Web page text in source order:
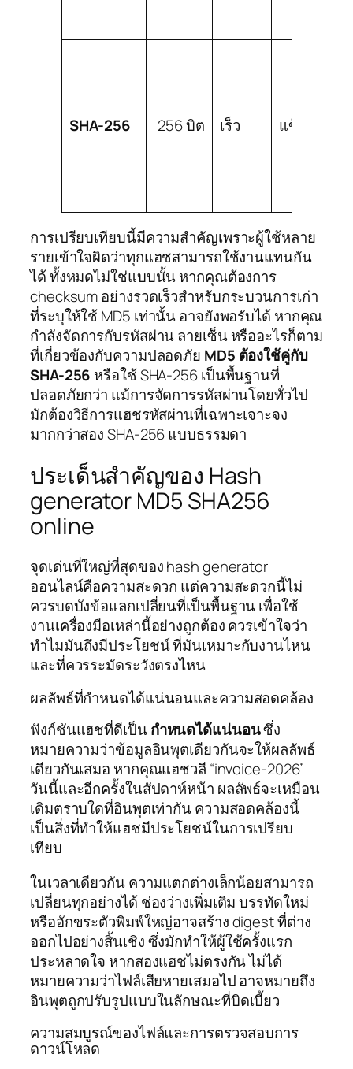
SHA-256 256 บิต เร็ว แข็งแกร่ง
การเปรียบเทียบนี้มีความสำคัญเพราะผู้ใช้หลาย
รายเข้าใจผิดว่าทุกแฮชสามารถใช้งานแทนกัน
ได้ ทั้งหมดไม่ใช่แบบนั้น หากคุณต้องการ
checksum อย่างรวดเร็วสำหรับกระบวนการเก่า
ที่ระบุให้ใช้ MD5 เท่านั้น อาจยังพอรับได้ หากคุณ
กำลังจัดการกับรหัสผ่าน ลายเซ็น หรืออะไรก็ตาม
ที่เกี่ยวข้องกับความปลอดภัย MD5 ต้องใช้คู่กับ
SHA-256 หรือใช้ SHA-256 เป็นพื้นฐานที่
ปลอดภัยกว่า แม้การจัดการรหัสผ่านโดยทั่วไป
มักต้องวิธีการแฮชรหัสผ่านที่เฉพาะเจาะจง
มากกว่าสอง SHA-256 แบบธรรมดา
ประเด็นสำคัญของ Hash
generator MD5 SHA256
online
จุดเด่นที่ใหญ่ที่สุดของ hash generator
ออนไลน์คือความสะดวก แต่ความสะดวกนี้ไม่
ควรบดบังข้อแลกเปลี่ยนที่เป็นพื้นฐาน เพื่อใช้
งานเครื่องมือเหล่านี้อย่างถูกต้อง ควรเข้าใจว่า
ทำไมมันถึงมีประโยชน์ ที่มันเหมาะกับงานไหน
และที่ควรระมัดระวังตรงไหน
ผลลัพธ์ที่กำหนดได้แน่นอนและความสอดคล้อง
ฟังก์ชันแฮชที่ดีเป็นกำหนดได้แน่นอนซึ่ง
หมายความว่าข้อมูลอินพุตเดียวกันจะให้ผลลัพธ์
เดียวกันเสมอ หากคุณแฮชวลี “invoice-2026”
วันนี้และอีกครั้งในสัปดาห์หน้า ผลลัพธ์จะเหมือน
เดิมตราบใดที่อินพุตเท่ากัน ความสอดคล้องนี้
เป็นสิ่งที่ทำให้แฮชมีประโยชน์ในการเปรียบ
เทียบ
ในเวลาเดียวกัน ความแตกต่างเล็กน้อยสามารถ
เปลี่ยนทุกอย่างได้ ช่องว่างเพิ่มเติม บรรทัดใหม่
หรืออักขระตัวพิมพ์ใหญ่อาจสร้าง digest ที่ต่าง
ออกไปอย่างสิ้นเชิง ซึ่งมักทำให้ผู้ใช้ครั้งแรก
ประหลาดใจ หากสองแฮชไม่ตรงกัน ไม่ได้
หมายความว่าไฟล์เสียหายเสมอไป อาจหมายถึง
อินพุตถูกปรับรูปแบบในลักษณะที่บิดเบี้ยว
ความสมบูรณ์ของไฟล์และการตรวจสอบการ
ดาวน์โหลด